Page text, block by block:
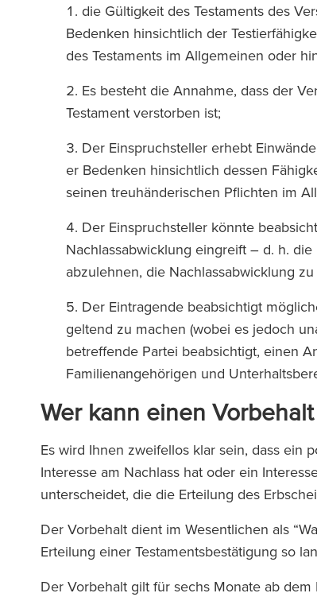
die Gültigkeit des Testaments des
Bedenken hinsichtlich der
des Testaments im Allgemeinen oder
Es besteht die Annahme, dass der
Testament verstorben ist;
Der Einspruchsteller erhebt
er Bedenken hinsichtlich dessen
seinen treuhänderischen Pflichten im
Der Einspruchsteller könnte
Nachlassabwicklung eingreift – d. h.
abzulehnen, die Nachlassabwicklung
Der Eintragende beabsichtigt
geltend zu machen (wobei es jedoch
betreffende Partei beabsichtigt, einen
Familienangehörigen und
Wer kann einen
Es wird Ihnen zweifellos klar sein, dass ein
Interesse am Nachlass hat oder ein
unterscheidet, die die Erteilung des
Der Vorbehalt dient im Wesentlichen als
Erteilung einer Testamentsbestätigung so
Der Vorbehalt gilt für sechs Monate ab